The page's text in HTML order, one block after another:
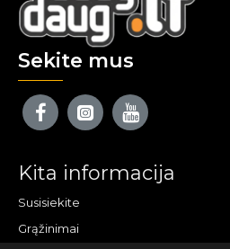
Sekite mus
Kita informacija
Susisiekite
Grąžinimai